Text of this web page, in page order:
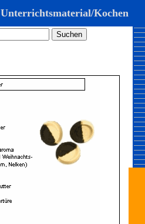
Unterrichtsmaterial/Kochen